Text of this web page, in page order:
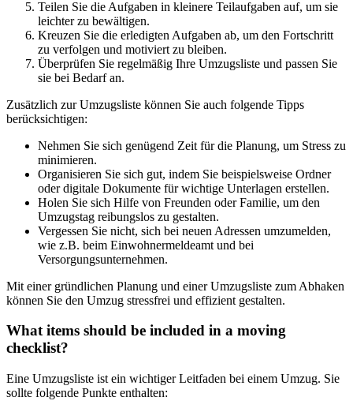
Teilen Sie die Aufgaben in kleinere Teilaufgaben auf, um sie
leichter zu bewältigen.
Kreuzen Sie die erledigten Aufgaben ab, um den Fortschritt
zu verfolgen und motiviert zu bleiben.
Überprüfen Sie regelmäßig Ihre Umzugsliste und passen Sie
sie bei Bedarf an.
Zusätzlich zur Umzugsliste können Sie auch folgende Tipps
berücksichtigen:
Nehmen Sie sich genügend Zeit für die Planung, um Stress zu
minimieren.
Organisieren Sie sich gut, indem Sie beispielsweise Ordner
oder digitale Dokumente für wichtige Unterlagen erstellen.
Holen Sie sich Hilfe von Freunden oder Familie, um den
Umzugstag reibungslos zu gestalten.
Vergessen Sie nicht, sich bei neuen Adressen umzumelden,
wie z.B. beim Einwohnermeldeamt und bei
Versorgungsunternehmen.
Mit einer gründlichen Planung und einer Umzugsliste zum Abhaken
können Sie den Umzug stressfrei und effizient gestalten.
What items should be included in a moving
checklist?
Eine Umzugsliste ist ein wichtiger Leitfaden bei einem Umzug. Sie
sollte folgende Punkte enthalten: